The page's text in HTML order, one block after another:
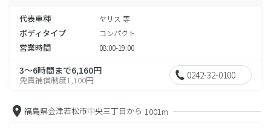
代表車種 ヤリス 等
ボディタイプ コンパクト
営業時間 08:00-19:00
3～6時間まで6,160円
免責補償制度1,100円 0242-32-0100
福島県会津若松市中央三丁目から 1001m